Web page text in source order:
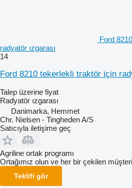
Ford
radyatör ızgarası
14
Ford 8210 tekerlekli traktör için
Talep üzerine fiyat
Radyatör ızgarası
Danimarka, Hemmet
Chr. Nielsen - Tingheden A/S
Satıcıyla iletişime geç
Agriline ortak programı
Ortağımız olun ve her bir çekilen
Teklifi gör